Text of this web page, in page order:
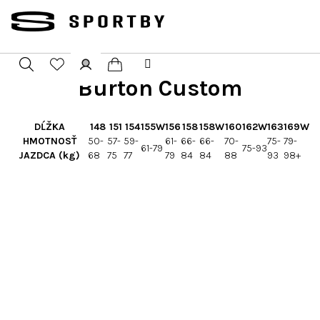
obsah
PřihlášeníNákupní
košík
Burton Custom
DĹŽKA 148 151 154155W156158158W160162W163169W
HMOTNOSŤ
JAZDCA (kg)
50-
68
57-
75
59-
77
61-79
61-
79
66-
84
66-
84
70-
88
75-93
75-
93
79-
98+